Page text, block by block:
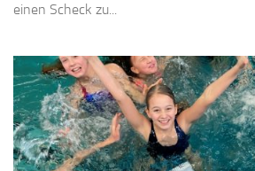
einen Scheck zu...